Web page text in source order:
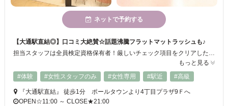
ネットで予約する
【大通駅直結◎】口コミ大絶賛☆話題沸騰フラットマットラッシュも♪
担当スタッフは全員検定資格保有者！厳しいチェック項目をクリアした、アイラッシュアーティストのみが施術させていただきます♪大人気のフラットマットラッシュをはじめセーブルエクステやカラーエクステも御座います。お客様の瞳の形に合わせ、デザインをご提案させて頂きます☆大人の女性から愛される、リピーターからの支持の高い有名店です♪
もっと見る
#体験
#女性スタッフのみ #女性専用 #駅近 #高級
『大通駅直結』 徒歩1分 ポールタウンより4丁目プラザ9Ｆへ
OPEN☆11:00 ～ CLOSE★21:00